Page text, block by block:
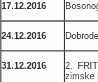
17.12.2016
24.12.2016
31.12.2016
2.
zimske